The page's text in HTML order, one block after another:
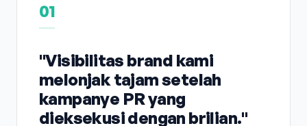
01
"Visibilitas brand kami
melonjak tajam setelah
kampanye PR yang
dieksekusi dengan brilian."